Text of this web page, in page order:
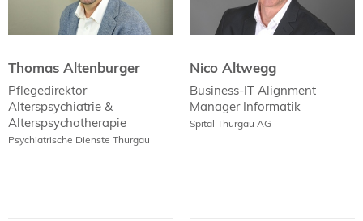
Thomas Altenburger
Pflegedirektor
Alterspsychiatrie &
Alterspsychotherapie
Psychiatrische Dienste Thurgau
Nico Altwegg
Business-IT Alignment
Manager Informatik
Spital Thurgau AG